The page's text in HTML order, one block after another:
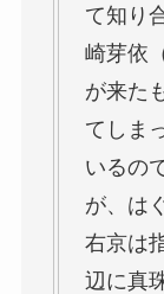
て知り
崎芽依
が来た
てしま
いるの
が、は
右京は
辺に真